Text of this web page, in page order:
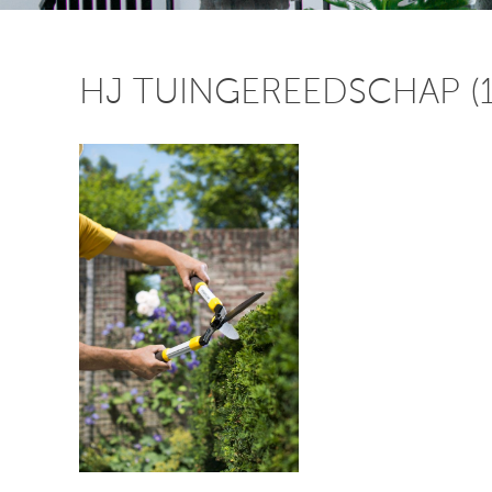
HJ TUINGEREEDSCHAP